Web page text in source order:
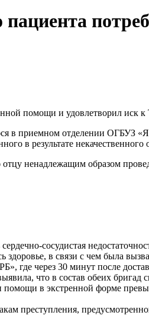
помощи и удовлетворил иск
в приемном отделении ОГБУЗ
в результате
ненадлежащим образом
сосудистая
в связи с чем была
где через 30 минут после
что в состав обеих
в экстренной форме
преступления,